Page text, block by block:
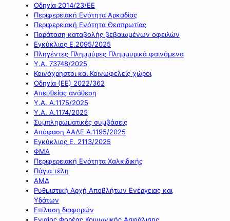
Οδηγία 2014/23/ΕΕ
Περιφερειακή Ενότητα Αρκαδίας
Περιφερειακή Ενότητα Θεσπρωτίας
Παράταση καταβολής βεβαιωμένων οφειλών
Εγκύκλιος Ε.2095/2025
Πληγέντες Πλημμύρες Πλημμυρικά φαινόμενα
Υ.Α. 73748/2025
Κοινόχρηστοι και Κοινωφελείς χώροι
Οδηγία (ΕΕ) 2022/362
Απευθείας ανάθεση
Υ.Α. Α.1175/2025
Υ.Α. Α.1174/2025
Συμπληρωματικές συμβάσεις
Απόφαση ΑΑΔΕ Α.1195/2025
Εγκύκλιος Ε. 2113/2025
ΦΜΑ
Περιφερειακή Ενότητα Χαλκιδικής
Πάγια τέλη
ΑΜΔ
Ρυθμιστική Αρχή Αποβλήτων Ενέργειας και
Υδάτων
Επίλυση διαφορών